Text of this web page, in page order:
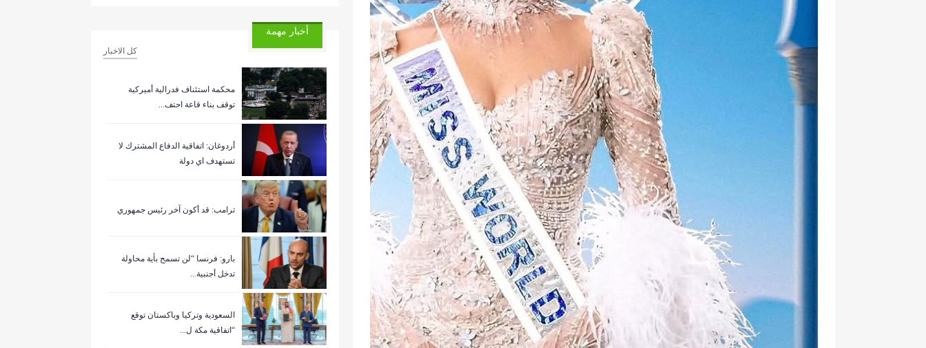
أخبار مهمة
كل الاخبار
‏محكمة استئناف فدرالية أميركية
توقف بناء قاعة احتف...
أردوغان: اتفاقية الدفاع المشترك لا
تستهدف اي دولة
ترامب: قد أكون آخر رئيس جمهوري
بارو: فرنسا “لن تسمح بأية محاولة
تدخل أجنبية...
السعودية وتركيا وباكستان توقع
“اتفاقية مكة ل...